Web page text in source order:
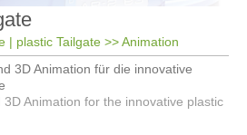
| plastic Tailgate >> Animation
3D Animation für die innovative
Animation for the innovative plastic